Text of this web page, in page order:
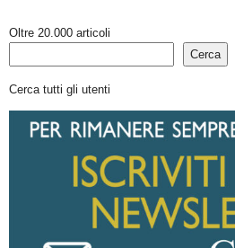
Oltre 20.000 articoli
Cerca
Cerca tutti gli utenti